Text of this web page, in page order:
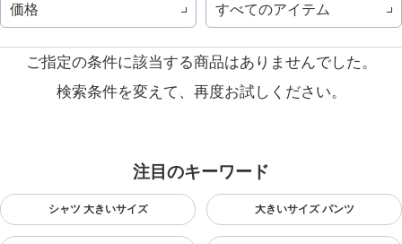
価格 すべてのアイテム
ご指定の条件に該当する商品はありませんでした。
検索条件を変えて、再度お試しください。
注目のキーワード
シャツ 大きいサイズ 大きいサイズ パンツ